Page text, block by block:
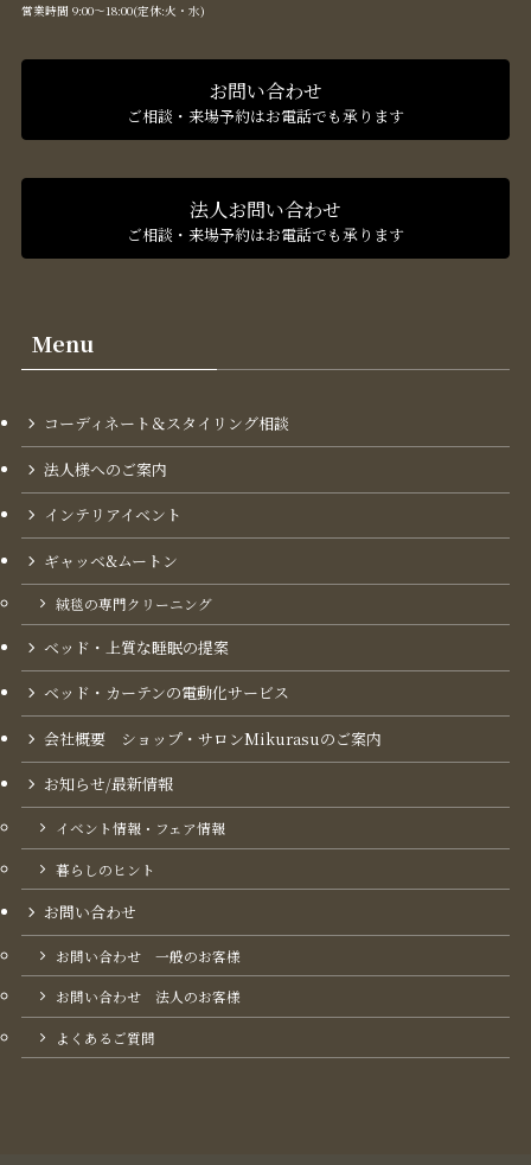
営業時間 9:00〜18:00(定休:火・水)
お問い合わせ
ご相談・来場予約はお電話でも承ります
法人お問い合わせ
ご相談・来場予約はお電話でも承ります
Menu
コーディネート＆スタイリング​相談
法人様へのご案内
インテリアイベント
ギャッベ&ムートン
絨毯の専門クリーニング
ベッド・上質な睡眠の提案
ベッド・カーテンの電動化サービス
会社概要 ショップ・サロンMikurasuのご案内​
お知らせ/最新情報
イベント情報・フェア情報
暮らしのヒント
お問い合わせ
お問い合わせ 一般のお客様
お問い合わせ 法人のお客様
よくあるご質問